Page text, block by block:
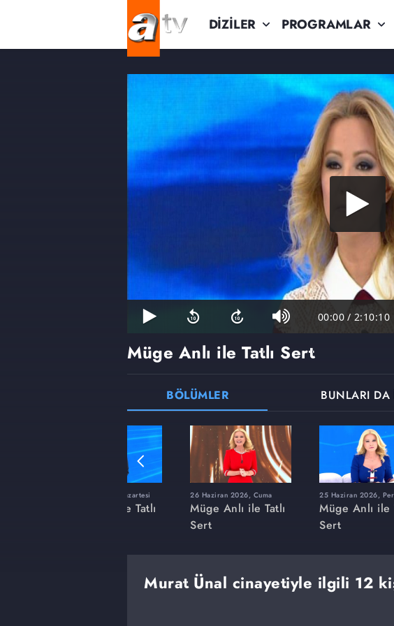
DİZİLER PROGRAMLAR
00:00 / 2:10:10
Müge Anlı ile Tatlı Sert
BÖLÜMLER BUNLARI DA
8 Haziran 2026, Pazartesi
Müge Anlı ile Tatlı
26 Haziran 2026, Cuma
Müge Anlı ile Tatlı
Sert
25 Haziran 2026,
Müge Anlı ile
Sert
Murat Ünal cinayetiyle ilgili 12